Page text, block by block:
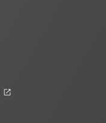
launch